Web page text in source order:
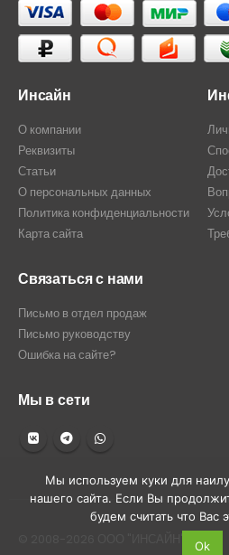
Инсайн
О компании
Реквизиты
Статьи
О персональных данных
Политика конфиденциальности
Карта сайта
Связаться с нами
Письмо в отдел продаж
Письмо руководству
Ошибка на сайте?
Мы в сети
Мы используем куки для
нашего сайта. Если Вы
будем считать что Вас
Ok